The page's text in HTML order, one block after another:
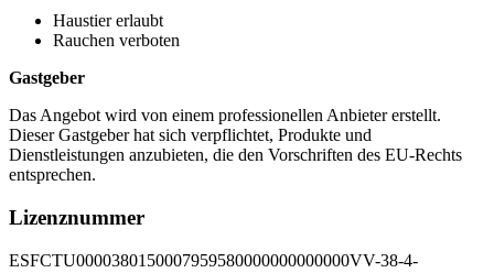
Haustier erlaubt
Rauchen verboten
Gastgeber
Das Angebot wird von einem professionellen Anbieter erstellt.
Dieser Gastgeber hat sich verpflichtet, Produkte und
Dienstleistungen anzubieten, die den Vorschriften des EU-Rechts
entsprechen.
Lizenznummer
ESFCTU0000380150007959580000000000000VV-38-4-